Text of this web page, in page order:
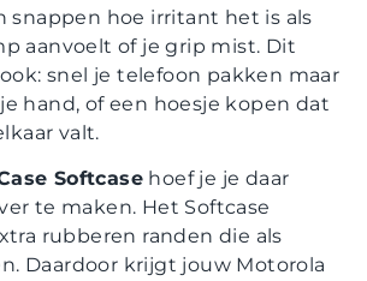
snappen hoe irritant het is als
aanvoelt of je grip mist. Dit
snel je telefoon pakken maar
hand, of een hoesje kopen dat
valt.
Softcase hoef je je daar
te maken. Het Softcase
rubberen randen die als
Daardoor krijgt jouw Motorola